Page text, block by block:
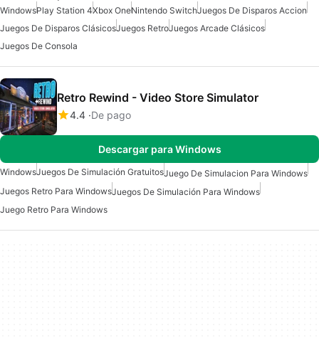
WindowsPlay Station 4Xbox OneNintendo SwitchJuegos De Disparos Accion
Juegos De Disparos ClásicosJuegos RetroJuegos Arcade Clásicos
Juegos De Consola
Retro Rewind - Video Store Simulator
4.4 De pago
Descargar para Windows
WindowsJuegos De Simulación GratuitosJuego De Simulacion Para Windows
Juegos Retro Para WindowsJuegos De Simulación Para Windows
Juego Retro Para Windows